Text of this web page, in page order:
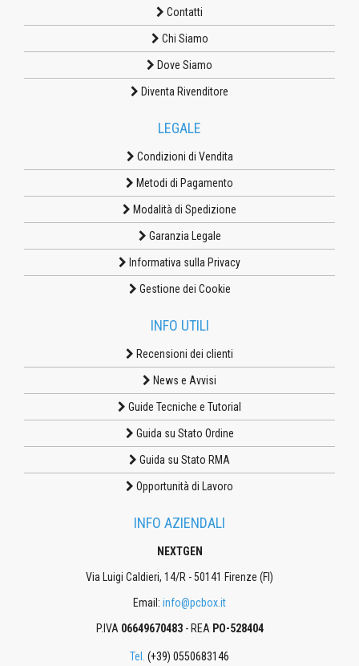
Contatti
Chi Siamo
Dove Siamo
Diventa Rivenditore
LEGALE
Condizioni di Vendita
Metodi di Pagamento
Modalità di Spedizione
Garanzia Legale
Informativa sulla Privacy
Gestione dei Cookie
INFO UTILI
Recensioni dei clienti
News e Avvisi
Guide Tecniche e Tutorial
Guida su Stato Ordine
Guida su Stato RMA
Opportunità di Lavoro
INFO AZIENDALI
NEXTGEN
Via Luigi Caldieri, 14/R - 50141 Firenze (FI)
Email: info@pcbox.it
P.IVA 06649670483- REA PO-528404
Tel. (+39) 0550683146